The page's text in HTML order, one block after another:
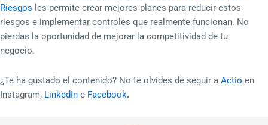
Riesgos les permite crear mejores planes para reducir estos
riesgos e implementar controles que realmente funcionan. No
pierdas la oportunidad de mejorar la competitividad de tu
negocio.
¿Te ha gustado el contenido? No te olvides de seguir a Actio en
Instagram, LinkedIn e Facebook.